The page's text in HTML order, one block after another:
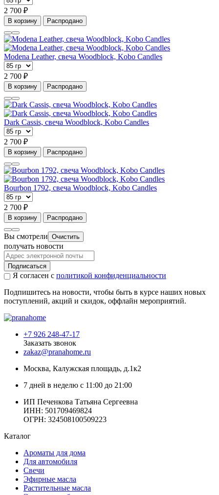
2 700 ₽
В корзину Распродано
Modena Leather, свеча Woodblock, Kobo Candles
2 700 ₽
В корзину Распродано
Dark Cassis, свеча Woodblock, Kobo Candles
2 700 ₽
В корзину Распродано
Bourbon 1792, свеча Woodblock, Kobo Candles
2 700 ₽
В корзину Распродано
Вы смотрели Очистить
получать новости
Подписаться
Я согласен с политикой конфиденциальности
Подпишитесь на новости, чтобы быть в курсе наших новых
поступлений, акций и скидок, оффлайн мероприятий.
+7 926 248-47-17
Заказать звонок
zakaz@pranahome.ru
Москва, Калужская площадь, д.1к2
7 дней в неделю с 11:00 до 21:00
ИП Печенкова Татьяна Сергеевна
ИНН: 501709469824
ОГРН: 324508100509223
Каталог
Ароматы для дома
Для автомобиля
Свечи
Эфирные масла
Растительные масла